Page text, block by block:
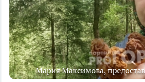
Мария Максимова,